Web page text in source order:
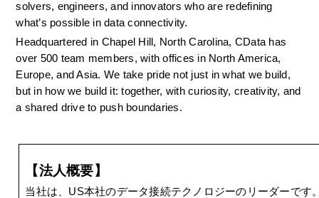
solvers, engineers, and innovators who are redefining
what’s possible in data connectivity.
Headquartered in Chapel Hill, North Carolina, CData has
over 500 team members, with offices in North America,
Europe, and Asia. We take pride not just in what we build,
but in how we build it: together, with curiosity, creativity, and
a shared drive to push boundaries.
【法人概要】
当社は、US本社のデータ接続テクノロジーのリーダーで